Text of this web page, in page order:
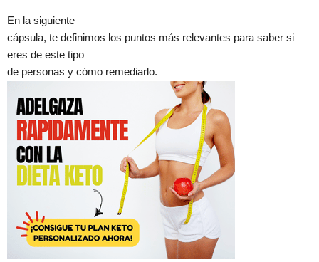
En la siguiente
cápsula, te definimos los puntos más relevantes para saber si
eres de este tipo
de personas y cómo remediarlo.